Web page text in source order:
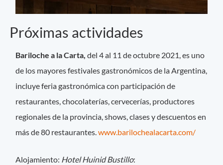
Próximas actividades
Bariloche a la Carta,del 4 al 11 de octubre 2021, es uno
de los mayores festivales gastronómicos de la Argentina,
incluye feria gastronómica con participación de
restaurantes, chocolaterías, cervecerías, productores
regionales de la provincia, shows, clases y descuentos en
más de 80 restaurantes.www.barilochealacarta.com/
Alojamiento: Hotel Huinid Bustillo: